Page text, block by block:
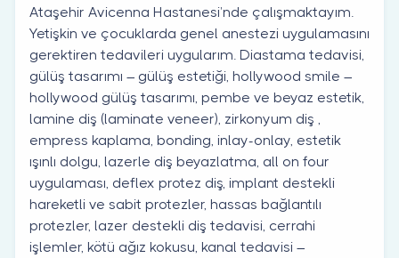
Ataşehir Avicenna Hastanesi’nde çalışmaktayım.
Yetişkin ve çocuklarda genel anestezi uygulamasını
gerektiren tedavileri uygularım. Diastama tedavisi,
gülüş tasarımı – gülüş estetiği, hollywood smile –
hollywood gülüş tasarımı, pembe ve beyaz estetik,
lamine diş (laminate veneer), zirkonyum diş ,
empress kaplama, bonding, inlay-onlay, estetik
ışınlı dolgu, lazerle diş beyazlatma, all on four
uygulaması, deflex protez diş, implant destekli
hareketli ve sabit protezler, hassas bağlantılı
protezler, lazer destekli diş tedavisi, cerrahi
işlemler, kötü ağız kokusu, kanal tedavisi –